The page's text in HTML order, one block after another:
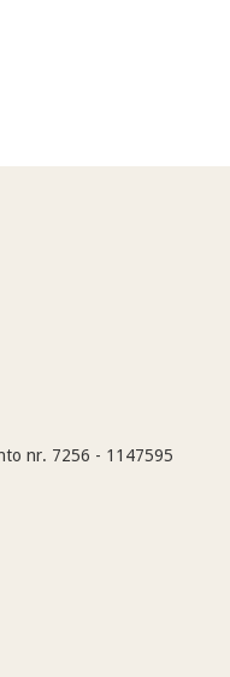
nr. 7256 - 1147595